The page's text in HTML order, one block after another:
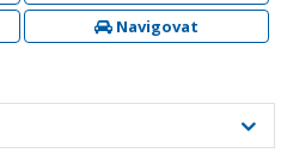
Navigovat